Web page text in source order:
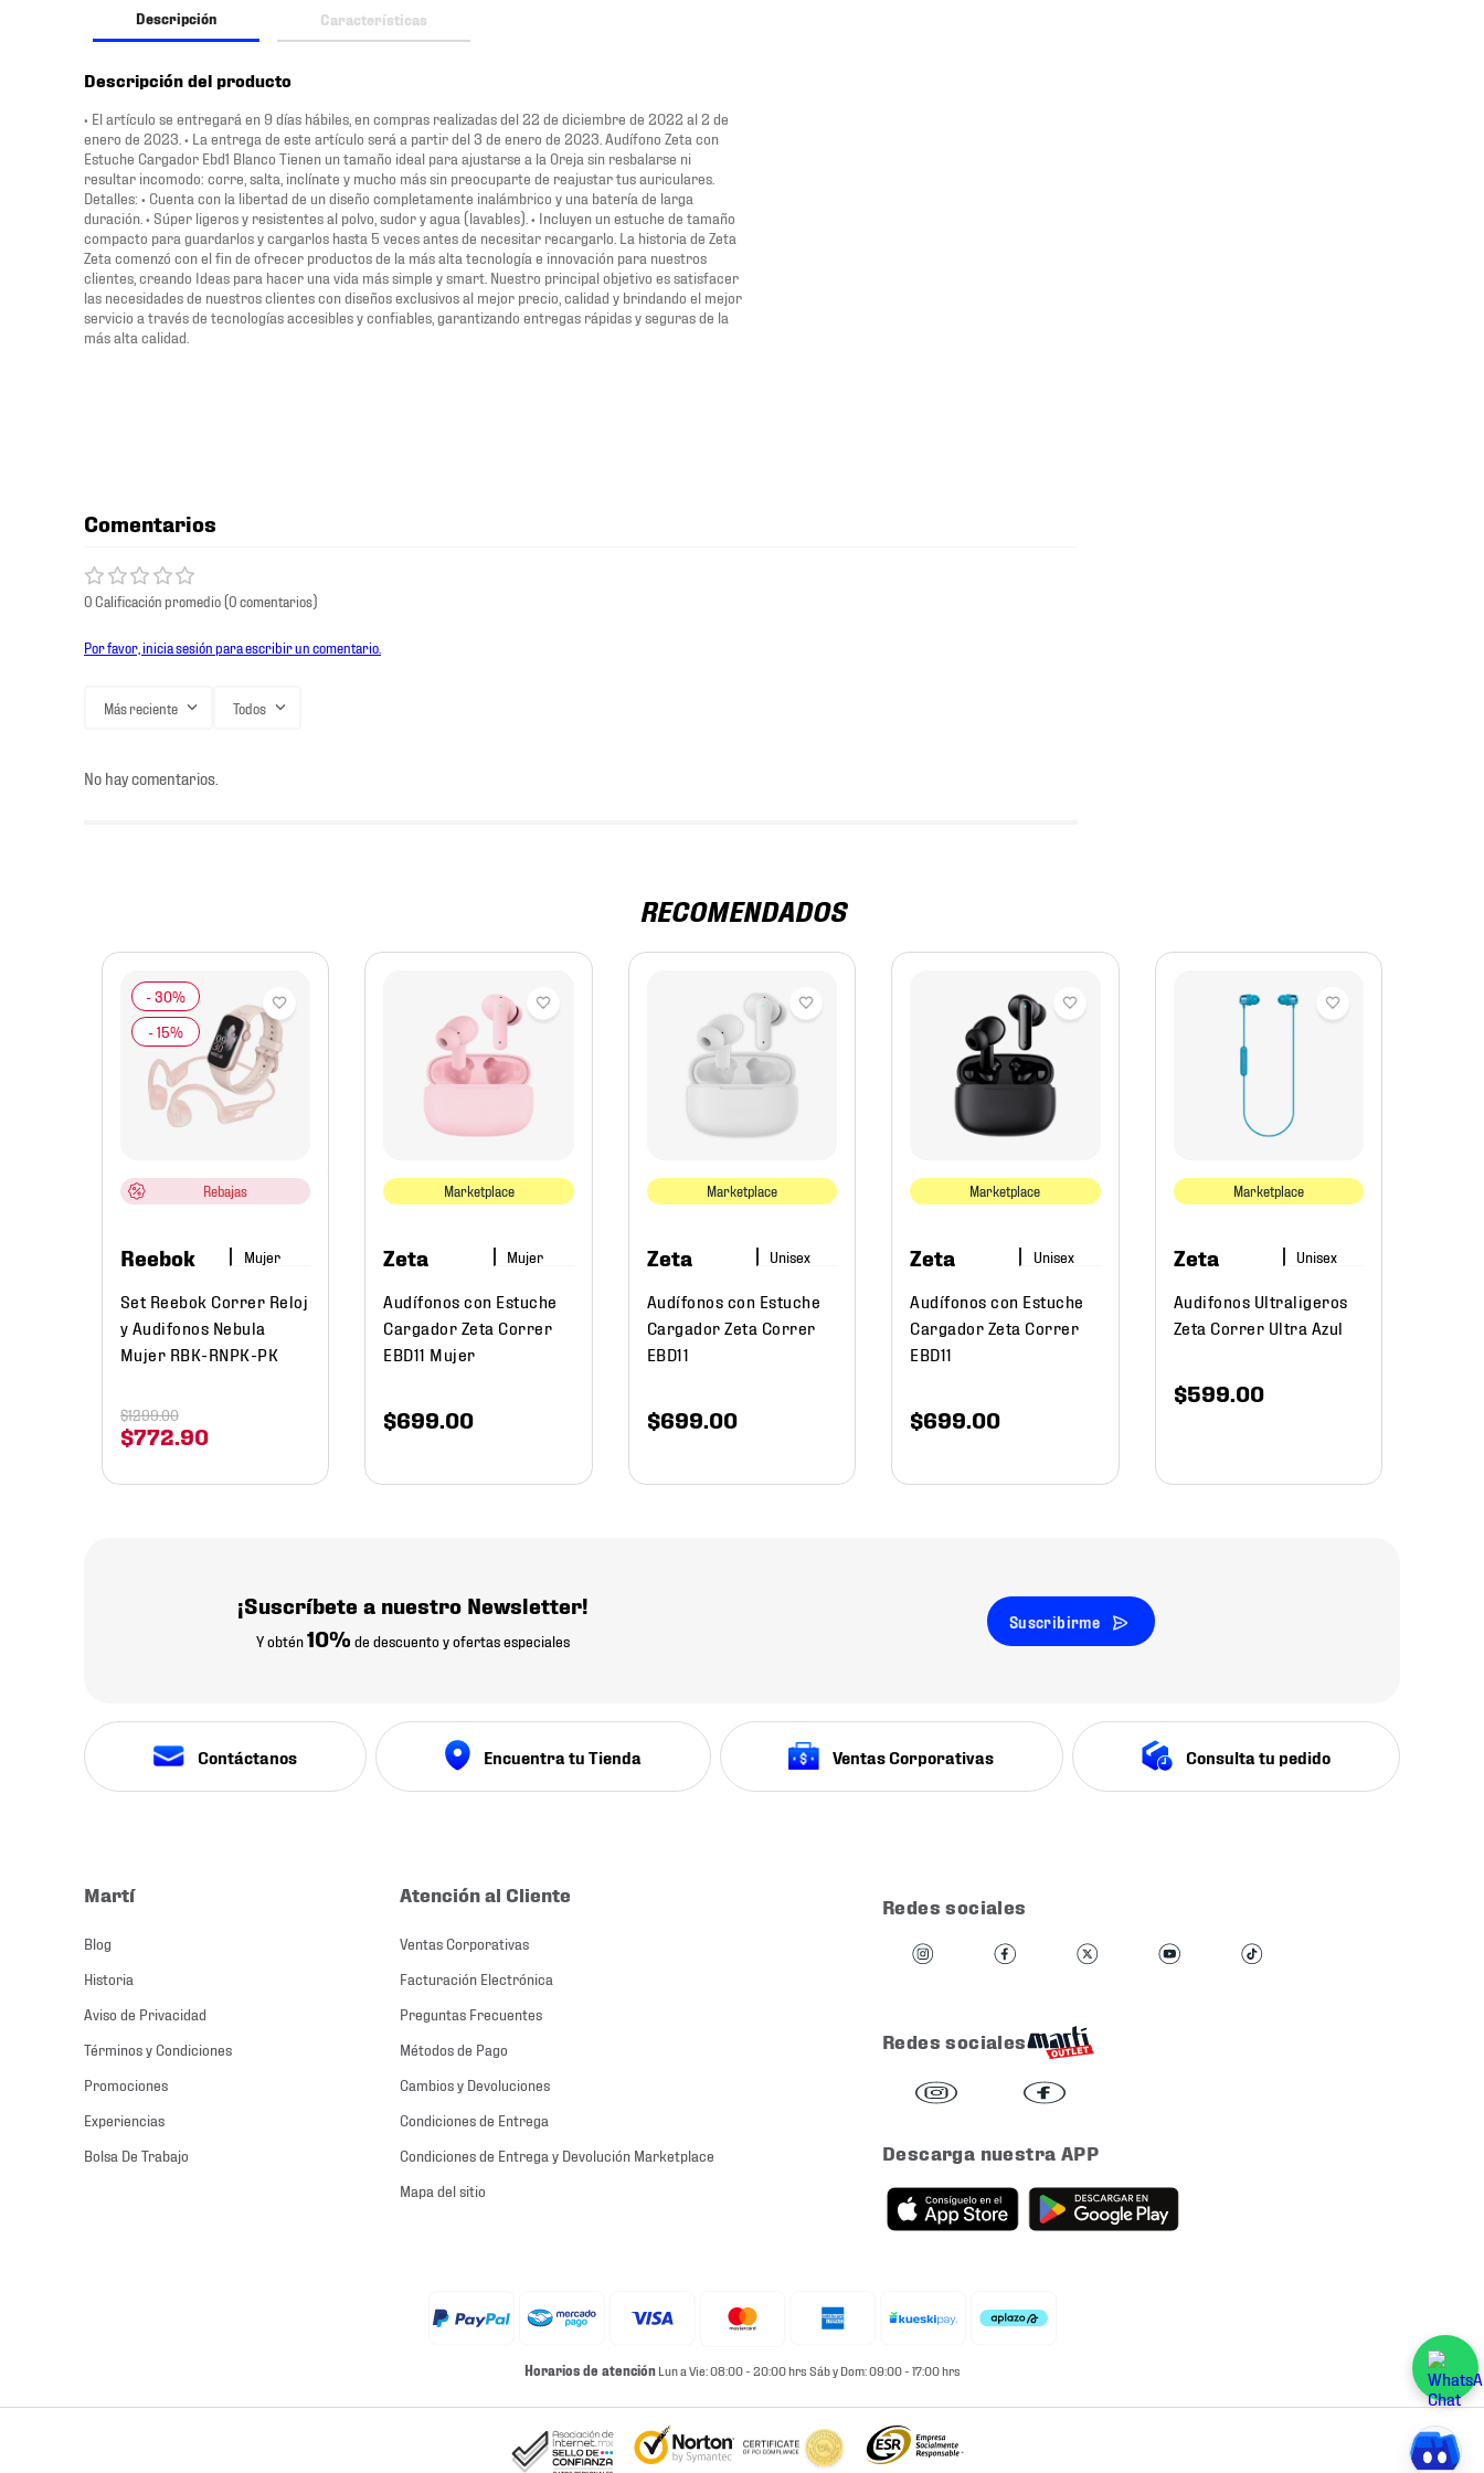
Descripción Características
Descripción del producto
• El artículo se entregará en 9 días hábiles, en compras realizadas del 22 de diciembre de 2022 al 2 de
enero de 2023. • La entrega de este artículo será a partir del 3 de enero de 2023. Audífono Zeta con
Estuche Cargador Ebd1 Blanco Tienen un tamaño ideal para ajustarse a la Oreja sin resbalarse ni
resultar incomodo: corre, salta, inclínate y mucho más sin preocuparte de reajustar tus auriculares.
Detalles: • Cuenta con la libertad de un diseño completamente inalámbrico y una batería de larga
duración. • Súper ligeros y resistentes al polvo, sudor y agua (lavables). • Incluyen un estuche de tamaño
compacto para guardarlos y cargarlos hasta 5 veces antes de necesitar recargarlo. La historia de Zeta
Zeta comenzó con el fin de ofrecer productos de la más alta tecnología e innovación para nuestros
clientes, creando Ideas para hacer una vida más simple y smart. Nuestro principal objetivo es satisfacer
las necesidades de nuestros clientes con diseños exclusivos al mejor precio, calidad y brindando el mejor
servicio a través de tecnologías accesibles y confiables, garantizando entregas rápidas y seguras de la
más alta calidad.
Comentarios
0 Calificación promedio(0 comentarios)
Por favor, inicia sesión para escribir un comentario.
Más reciente Todos
No hay comentarios.
RECOMENDADOS
Rebajas
Reebok Mujer
Set Reebok Correr Reloj
y Audifonos Nebula
Mujer RBK-RNPK-PK
$772.90
$1299.00
Marketplace
Zeta Mujer
Audífonos con Estuche
Cargador Zeta Correr
EBD11 Mujer
$699.00
Marketplace
Zeta
Audífonos con Estuche
Cargador Zeta Correr
EBD11
$699.00
Marketplace
Zeta
Audífonos con Estuche
Cargador Zeta Correr
EBD11
$699.00
Marketplace
Zeta
Audifonos Ultraligeros
Zeta Correr Ultra Azul
$599.00
¡Suscríbete a nuestro Newsletter!
Y obtén10% de descuento y ofertas especiales
Suscribirme
Contáctanos Encuentra tu Tienda Ventas Corporativas Consulta tu pedido
Martí
Blog
Historia
Aviso de Privacidad
Términos y Condiciones
Promociones
Experiencias
Bolsa De Trabajo
Atención al Cliente
Ventas Corporativas
Facturación Electrónica
Preguntas Frecuentes
Métodos de Pago
Cambios y Devoluciones
Condiciones de Entrega
Condiciones de Entrega y Devolución Marketplace
Mapa del sitio
Redes sociales
Redes sociales
Descarga nuestra APP
Horarios de atenciónLun a Vie: 08:00 - 20:00 hrs Sáb y Dom: 09:00 - 17:00 hrs